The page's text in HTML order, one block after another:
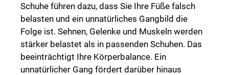
Schuhe führen dazu, dass Sie Ihre Füße falsch
belasten und ein unnatürliches Gangbild die
Folge ist. Sehnen, Gelenke und Muskeln werden
stärker belastet als in passenden Schuhen. Das
beeinträchtigt Ihre Körperbalance. Ein
unnatürlicher Gang fördert darüber hinaus